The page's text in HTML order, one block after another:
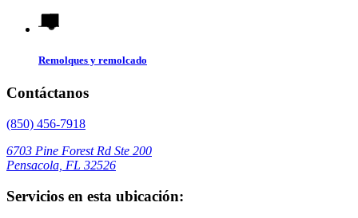
Remolques y remolcado
Contáctanos
(850) 456-7918
6703 Pine Forest Rd Ste 200
Pensacola, FL 32526
Servicios en esta ubicación: